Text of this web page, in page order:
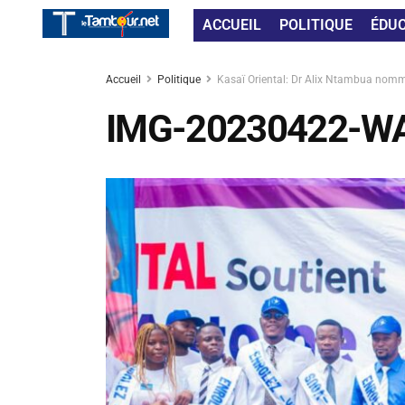
ACCUEIL POLITIQUE
Accueil Politique Kasaï Oriental: Dr Alix Ntambua
IMG-20230422-